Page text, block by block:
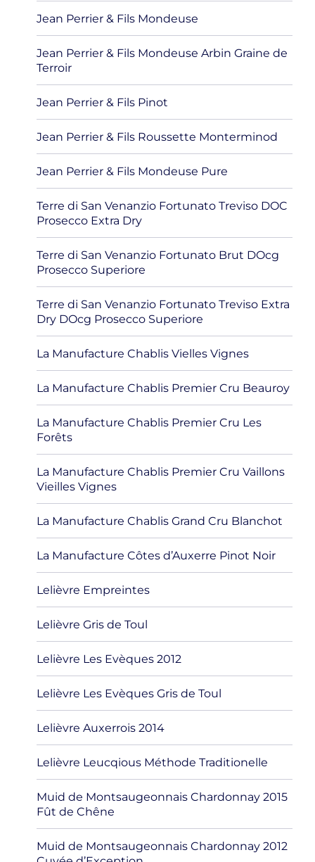
Jean Perrier & Fils Mondeuse
Jean Perrier & Fils Mondeuse Arbin Graine de
Terroir
Jean Perrier & Fils Pinot
Jean Perrier & Fils Roussette Monterminod
Jean Perrier & Fils Mondeuse Pure
Terre di San Venanzio Fortunato Treviso DOC
Prosecco Extra Dry
Terre di San Venanzio Fortunato Brut DOcg
Prosecco Superiore
Terre di San Venanzio Fortunato Treviso Extra
Dry DOcg Prosecco Superiore
La Manufacture Chablis Vielles Vignes
La Manufacture Chablis Premier Cru Beauroy
La Manufacture Chablis Premier Cru Les
Forêts
La Manufacture Chablis Premier Cru Vaillons
Vieilles Vignes
La Manufacture Chablis Grand Cru Blanchot
La Manufacture Côtes d’Auxerre Pinot Noir
Lelièvre Empreintes
Lelièvre Gris de Toul
Lelièvre Les Evèques 2012
Lelièvre Les Evèques Gris de Toul
Lelièvre Auxerrois 2014
Lelièvre Leucqious Méthode Traditionelle
Muid de Montsaugeonnais Chardonnay 2015
Fût de Chêne
Muid de Montsaugeonnais Chardonnay 2012